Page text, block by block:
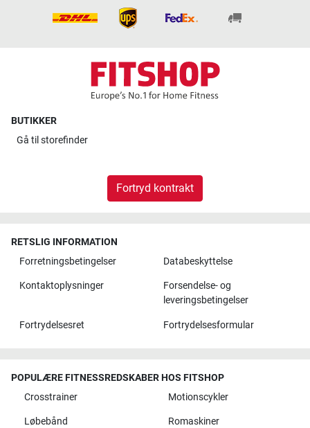
BUTIKKER
Gå tilstorefinder
Fortryd kontrakt
RETSLIG INFORMATION
Forretningsbetingelser
Databeskyttelse
Kontaktoplysninger
Forsendelse- og
leveringsbetingelser
Fortrydelsesret Fortrydelsesformular
POPULÆRE FITNESSREDSKABER HOS FITSHOP
Crosstrainer
Motionscykler
Løbebånd Romaskiner